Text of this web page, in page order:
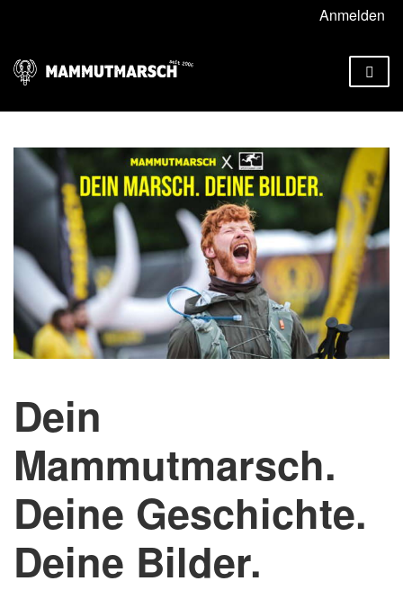
Anmelden
Dein
Mammutmarsch.
Deine Geschichte.
Deine Bilder.